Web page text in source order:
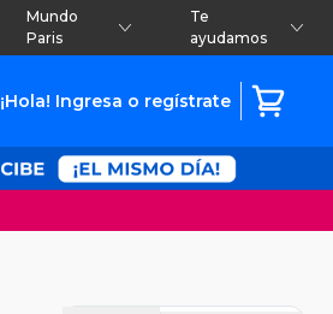
Mundo
Paris
Te
ayudamos
¡Hola! Ingresa o regístrate